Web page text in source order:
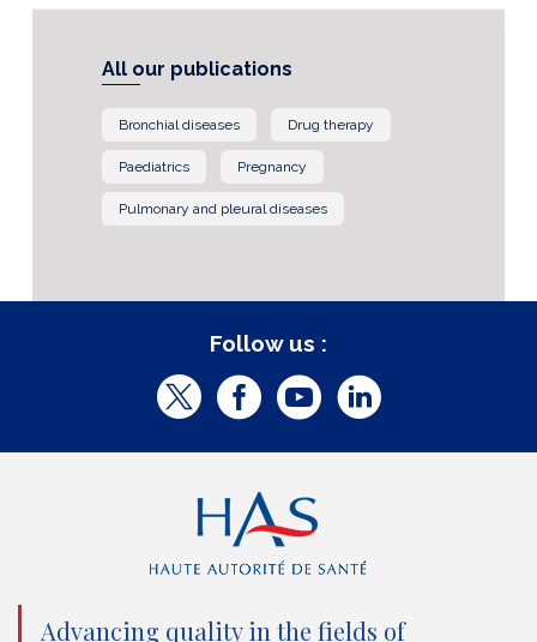
All our publications
Bronchial diseases Drug therapy
Paediatrics Pregnancy
Pulmonary and pleural diseases
Follow us :
T
t
t
e
F
c
e
b
o
Y
u
b
L
d
Advancing quality in the fields of